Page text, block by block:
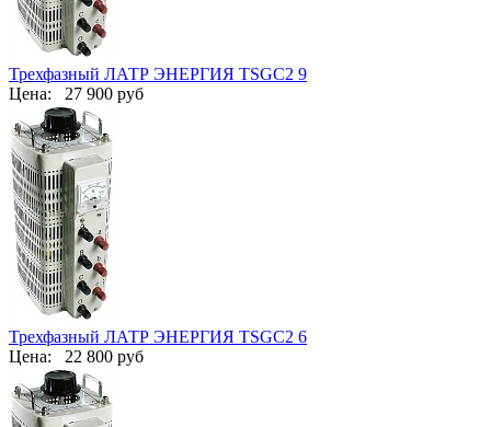
Трехфазный ЛАТР ЭНЕРГИЯ TSGC2 9
Цена: 27 900 руб
Трехфазный ЛАТР ЭНЕРГИЯ TSGC2 6
Цена: 22 800 руб